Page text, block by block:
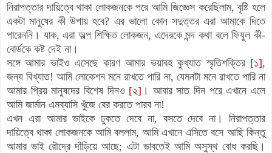
নিরাপত্তার দায়িত্বে থাকা লোকজনকে পরে আমি জিজ্ঞেস করেছিলাম, বৃষ্টি হলে
একটা মানুষের কী উপায় হবে? এর ভালো কোন সদুত্তর এরা আমাকে দিতে
পারেননি। যাক, এরা অল্প শিক্ষিত লোকজন, এদেরকে মন্দ কথা বলে ফিযুল কী-
বোর্ডকে কষ্ট দেই না।
সঙ্গে আমার ভাইও এসেছে কারণ আমার ভয়াবহ কুখ্যাত স্মৃতিশক্তির [১],
জন্য বিখ্যাত! আমি লোকেশন মনে রাখতে পারি না, যেমনটা মনে রাখতে পারি না
আমার প্রিয় মানুষদের বিশেষ দিনও [২] । আবার সাত দিন পরে এখানে এলে
আমি জার্মান এমব্যাসি খুঁজে বের করতে পারব না!
এখন এরা আমার ভাইকে ঢুকতে দেবে না, বসতে দেবে না। নিরাপত্তার
দায়িত্বে থাকা লোকজনকে আমি বললাম, আমি এখানে এসিতে বসে আছি কিন্তু
আমার ভাই রৌদ্রে দাঁড়িয়ে আছে; এটা ভাবতেই আমি অসুস্থ বোধ করছি।